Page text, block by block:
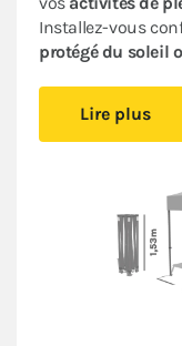
Installez-vous
protégé du soleil
armature en
assurentfiabilité
Cette tente ACIER
rapport qualité/
facture très
Lire plus